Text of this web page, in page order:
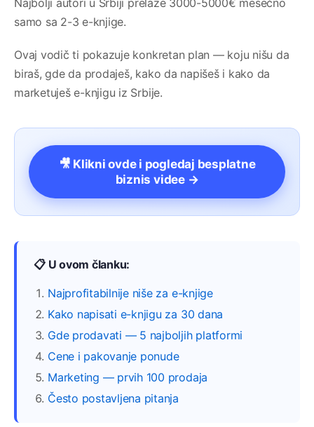
Najbolji autori u Srbiji prelaze 3000-5000€ mesečno
samo sa 2-3 e-knjige.
Ovaj vodič ti pokazuje konkretan plan — koju nišu da
biraš, gde da prodaješ, kako da napišeš i kako da
marketuješ e-knjigu iz Srbije.
🎥 Klikni ovde i pogledaj besplatne
biznis videe →
📋 U ovom članku:
Najprofitabilnije niše za e-knjige
Kako napisati e-knjigu za 30 dana
Gde prodavati — 5 najboljih platformi
Cene i pakovanje ponude
Marketing — prvih 100 prodaja
Često postavljena pitanja